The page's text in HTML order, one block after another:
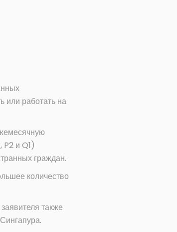
или работать на
и Q1)
граждан.
количество
также